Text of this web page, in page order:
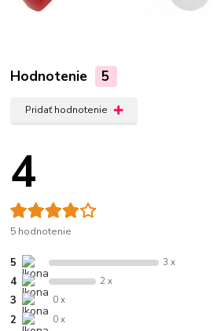
Hodnotenie 5
Pridať hodnotenie
4
5 hodnotenie
5 3 x
4 2 x
3 0 x
2 0 x